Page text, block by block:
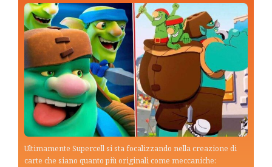
Ultimamente Supercell si sta focalizzando nella creazione di
carte che siano quanto più originali come meccaniche: